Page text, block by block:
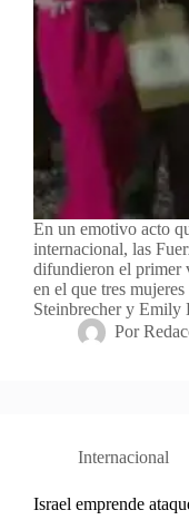
En un emotivo acto
internacional, las
difundieron el primer
en el que tres
Steinbrecher y
Por
Internacional
Israel emprende